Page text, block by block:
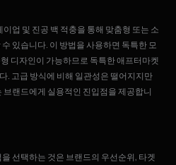
업 및 진공 백 적충을 통해 맞춤형 또는 소
있습니다. 이 방법을 사용하면 독특한 모
디자인이 가능하므로 독특한 애프터마켓
. 고급 방식에 비해 일관성은 떨어지지만
브랜드에게 실용적인 진입점을 제공합니
선택하는 것은 브랜드의 우선순위, 타겟